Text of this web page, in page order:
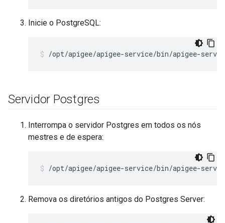
Inicie o PostgreSQL:
/opt/apigee/apigee-service/bin/apigee-
Servidor Postgres
Interrompa o servidor Postgres em todos os nós
mestres e de espera:
/opt/apigee/apigee-service/bin/apigee-
Remova os diretórios antigos do Postgres Server: